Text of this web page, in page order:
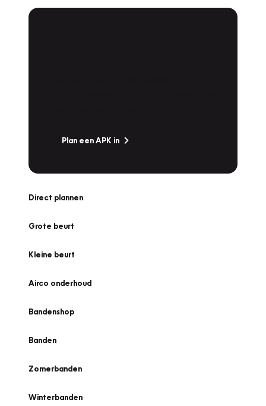
Plan een APK in
Direct plannen
Grote beurt
Kleine beurt
Airco onderhoud
Bandenshop
Banden
Zomerbanden
Winterbanden